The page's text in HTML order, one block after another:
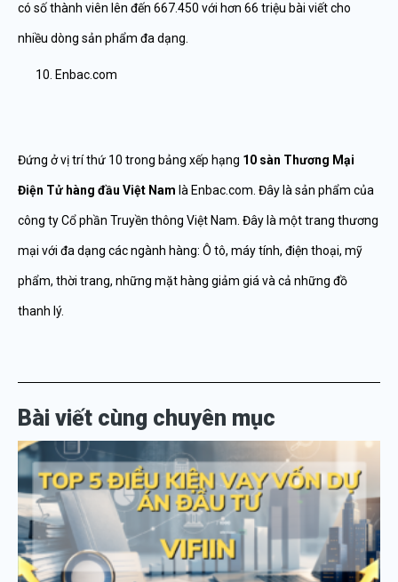
có số thành viên lên đến 667.450 với hơn 66 triệu bài viết cho
nhiều dòng sản phẩm đa dạng.
Enbac.com
Đứng ở vị trí thứ 10 trong bảng xếp hạng 10 sàn Thương Mại
Điện Tử hàng đầu Việt Nam là Enbac.com. Đây là sản phẩm của
công ty Cổ phần Truyền thông Việt Nam. Đây là một trang thương
mại với đa dạng các ngành hàng: Ô tô, máy tính, điện thoại, mỹ
phẩm, thời trang, những mặt hàng giảm giá và cả những đồ
thanh lý.
Bài viết cùng chuyên mục